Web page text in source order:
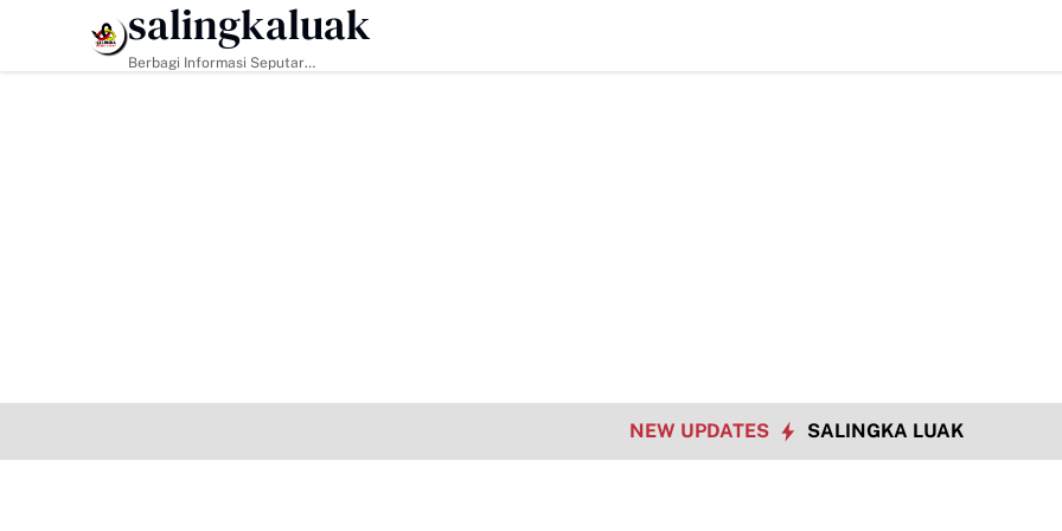
HEADLINE
salingkaluak
Berbagi Informasi Seputar
NEW UPDATES SALINGKA LUAK